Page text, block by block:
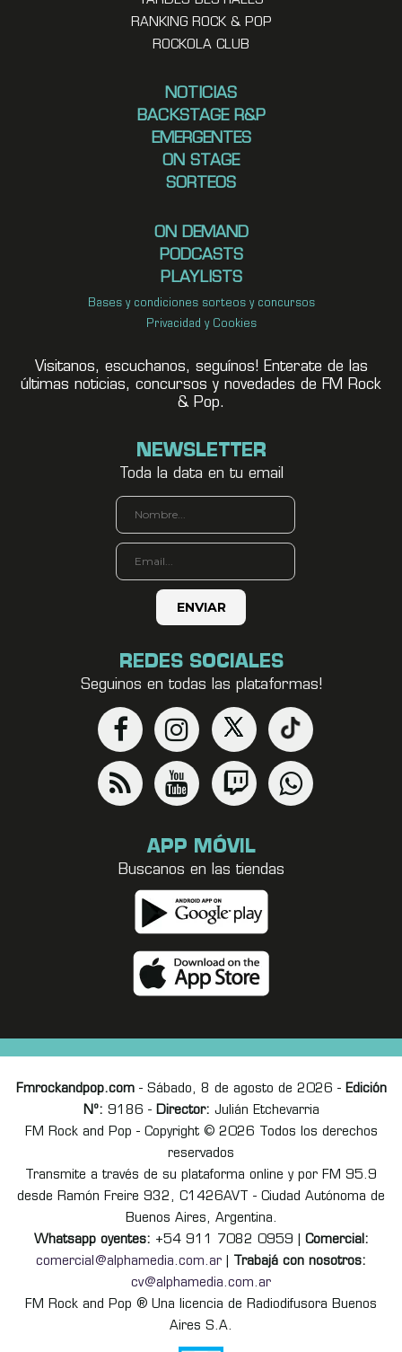
RANKING ROCK & POP
ROCKOLA CLUB
NOTICIAS
BACKSTAGE R&P
EMERGENTES
ON STAGE
SORTEOS
ON DEMAND
PODCASTS
PLAYLISTS
Bases y condiciones sorteos y concursos
Privacidad y Cookies
Visitanos, escuchanos, seguínos! Enterate de las
últimas noticias, concursos y novedades de FM Rock
& Pop.
NEWSLETTER
Toda la data en tu email
REDES SOCIALES
Seguinos en todas las plataformas!
APP MÓVIL
Buscanos en las tiendas
Fmrockandpop.com- Sábado, 8 de agosto de 2026 - Edición
Nº: 9186 - Director: Julián Etchevarria
FM Rock and Pop - Copyright © 2026 Todos los derechos
reservados
Transmite a través de su plataforma online y por FM 95.9
desde Ramón Freire 932, C1426AVT - Ciudad Autónoma de
Buenos Aires, Argentina.
Whatsapp oyentes: +54 911 7082 0959 | Comercial:
comercial@alphamedia.com.ar
Trabajá con nosotros:
cv@alphamedia.com.ar
FM Rock and Pop ® Una licencia de Radiodifusora Buenos
Aires S.A.